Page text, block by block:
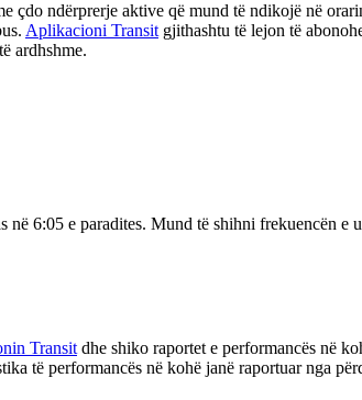
çdo ndërprerje aktive që mund të ndikojë në
Aplikacioni Transit gjithashtu të lejon të
ardhshme.
6:05 e paradites. Mund të shihni frekuencën e
Transit dhe shiko raportet e performancës në
të performancës në kohë janë raportuar nga